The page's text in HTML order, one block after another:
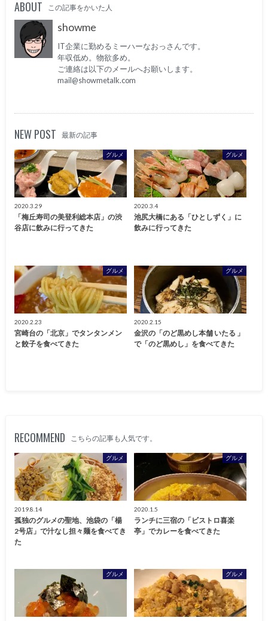
ABOUT この記事をかいた人
showme
IT企業に勤めるミーハーなおっさんです。
年収低め。物欲多め。
ご連絡は以下のメールへお願いします。
mail@showmetalk.com
NEW POST 最新の記事
グルメ
2020.3.29
「梅丘寿司の美登利総本店」の渋
谷店に飲みに行ってきた
グルメ
2020.3.4
池尻大橋にある「ひとしずく」に
飲みに行ってきた
グルメ
2020.2.23
宮崎台の「北京」でタンタンメン
と餃子を食べてきた
グルメ
2020.2.15
金沢の「のど黒めし本舗 いたる 」
で「のど黒めし」を食べてきた
RECOMMEND こちらの記事も人気です。
グルメ
2019.8.14
孤独のグルメの聖地、池袋の「楊
2号店」で汁なし担々麺を食べてき
た
グルメ
2020.1.5
ランチに三宿の「ビストロ喜楽
亭」でカレーを食べてきた
グルメ グルメ